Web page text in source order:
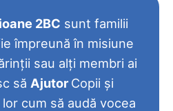
2BC sunt familii
împreună în misiune
sau alți membri ai
să AjutorCopii și
cum să audă vocea